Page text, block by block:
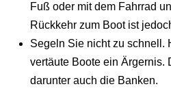
Fuß oder mit dem Fahrrad
Rückkehr zum Boot ist
Segeln Sie nicht zu schnell.
vertäute Boote ein Ärgernis.
darunter auch die Banken.